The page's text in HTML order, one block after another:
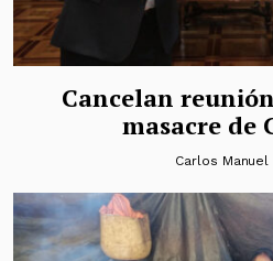
Cancelan
masacre de
Carlos Manuel